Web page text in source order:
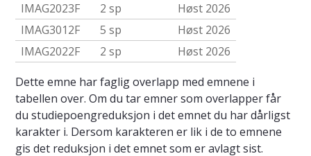
IMAG2023F
2 sp
Høst 2026
IMAG3012F
5 sp
Høst 2026
IMAG2022F
2 sp
Høst 2026
Dette emne har faglig overlapp med emnene i
tabellen over. Om du tar emner som overlapper får
du studiepoengreduksjon i det emnet du har dårligst
karakter i. Dersom karakteren er lik i de to emnene
gis det reduksjon i det emnet som er avlagt sist.